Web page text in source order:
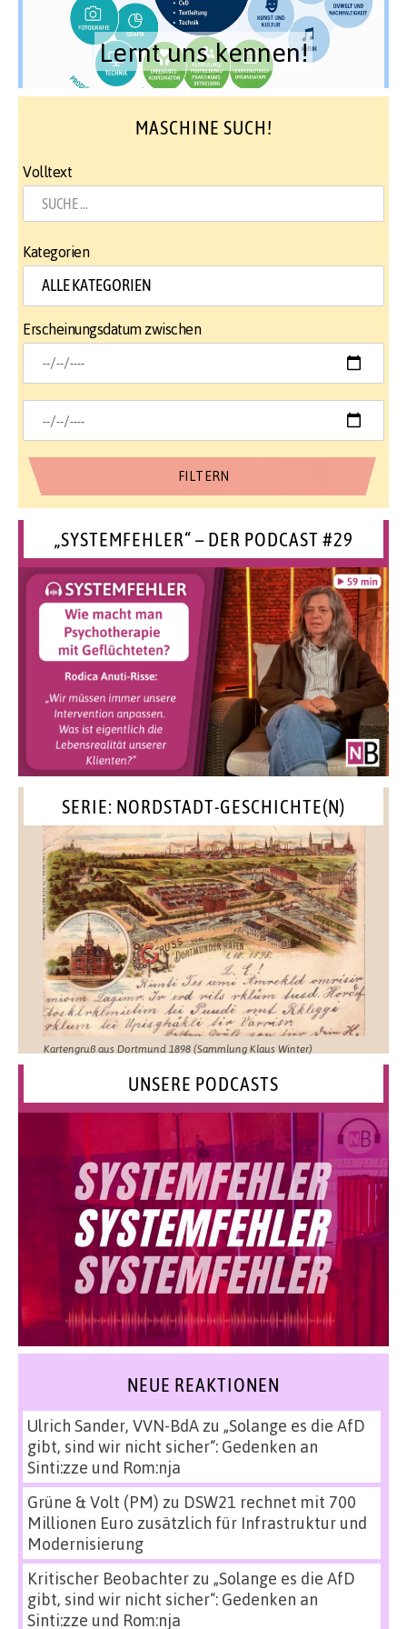
Lernt uns kennen!
MASCHINE SUCH!
Volltext
Kategorien
Erscheinungsdatum zwischen
„SYSTEMFEHLER“ – DER PODCAST #29
SERIE: NORDSTADT-GESCHICHTE(N)
Kartengruß aus Dortmund 1898 (Sammlung Klaus Winter)
UNSERE PODCASTS
NEUE REAKTIONEN
Ulrich Sander, VVN-BdAzu „Solange es die AfD
gibt, sind wir nicht sicher“: Gedenken an
Sinti:zze und Rom:nja
Grüne & Volt (PM) zu DSW21 rechnet mit 700
Millionen Euro zusätzlich für Infrastruktur und
Modernisierung
Kritischer Beobachterzu „Solange es die AfD
gibt, sind wir nicht sicher“: Gedenken an
Sinti:zze und Rom:nja